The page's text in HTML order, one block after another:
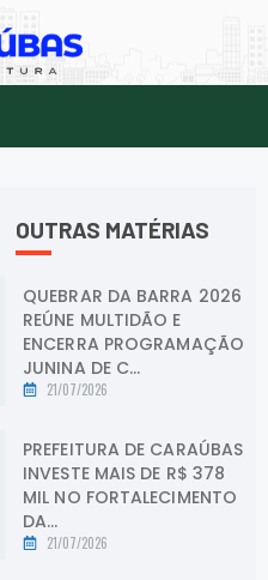
OUTRAS MATÉRIAS
QUEBRAR DA BARRA 2026
REÚNE MULTIDÃO E
ENCERRA PROGRAMAÇÃO
JUNINA DE C...
21/07/2026
PREFEITURA DE CARAÚBAS
INVESTE MAIS DE R$ 378
MIL NO FORTALECIMENTO
DA...
21/07/2026